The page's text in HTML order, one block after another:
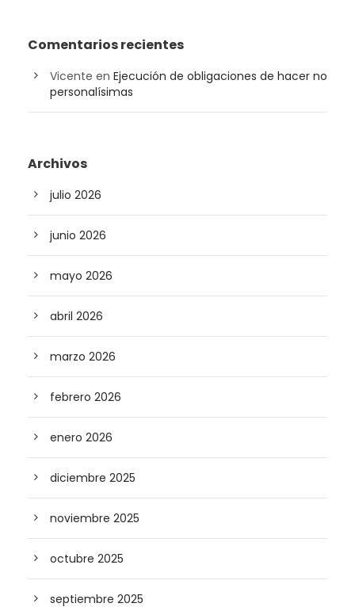
Comentarios recientes
Vicente en Ejecución de obligaciones de hacer no
personalísimas
Archivos
julio 2026
junio 2026
mayo 2026
abril 2026
marzo 2026
febrero 2026
enero 2026
diciembre 2025
noviembre 2025
octubre 2025
septiembre 2025